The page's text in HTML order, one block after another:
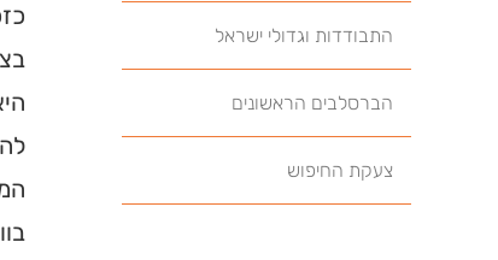
התבודדות וגדולי ישראל
הברסלבים הראשונים
צעקת החיפוש